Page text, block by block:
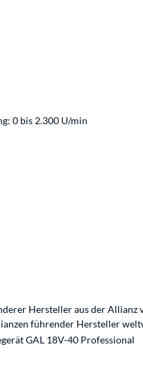
0 bis 2.300 U/min
Hersteller aus der Allianz
führender Hersteller
GAL 18V-40 Professional